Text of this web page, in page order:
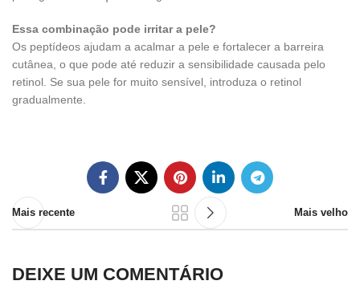
Essa combinação pode irritar a pele?
Os peptídeos ajudam a acalmar a pele e fortalecer a barreira
cutânea, o que pode até reduzir a sensibilidade causada pelo
retinol. Se sua pele for muito sensível, introduza o retinol
gradualmente.
Mais recente Mais velho
DEIXE UM COMENTÁRIO